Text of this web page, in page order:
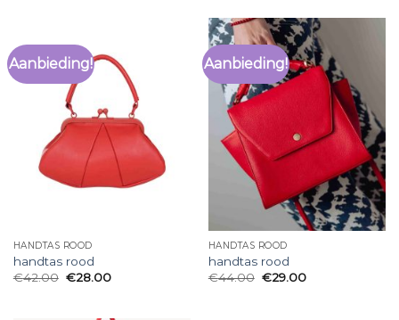
Aanbieding!
HANDTAS ROOD
handtas rood
€42.00 €28.00
Aanbieding!
HANDTAS ROOD
handtas rood
€44.00 €29.00